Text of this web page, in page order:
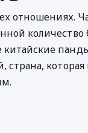
отношениях.
страна, которая